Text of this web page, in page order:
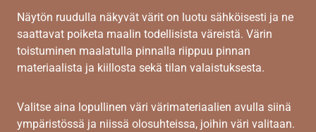
Näytön ruudulla näkyvät värit on luotu sähköisesti ja ne
saattavat poiketa maalin todellisista väreistä. Värin
toistuminen maalatulla pinnalla riippuu pinnan
materiaalista ja kiillosta sekä tilan valaistuksesta.
Valitse aina lopullinen väri värimateriaalien avulla siinä
ympäristössä ja niissä olosuhteissa, joihin väri valitaan.